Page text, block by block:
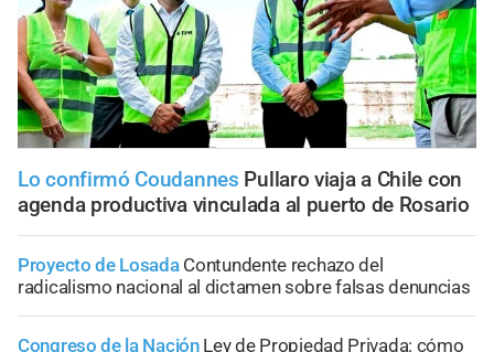
Lo confirmó Coudannes Pullaro viaja a Chile con
agenda productiva vinculada al puerto de Rosario
Proyecto de Losada Contundente rechazo del
radicalismo nacional al dictamen sobre falsas denuncias
Congreso de la Nación Ley de Propiedad Privada: cómo